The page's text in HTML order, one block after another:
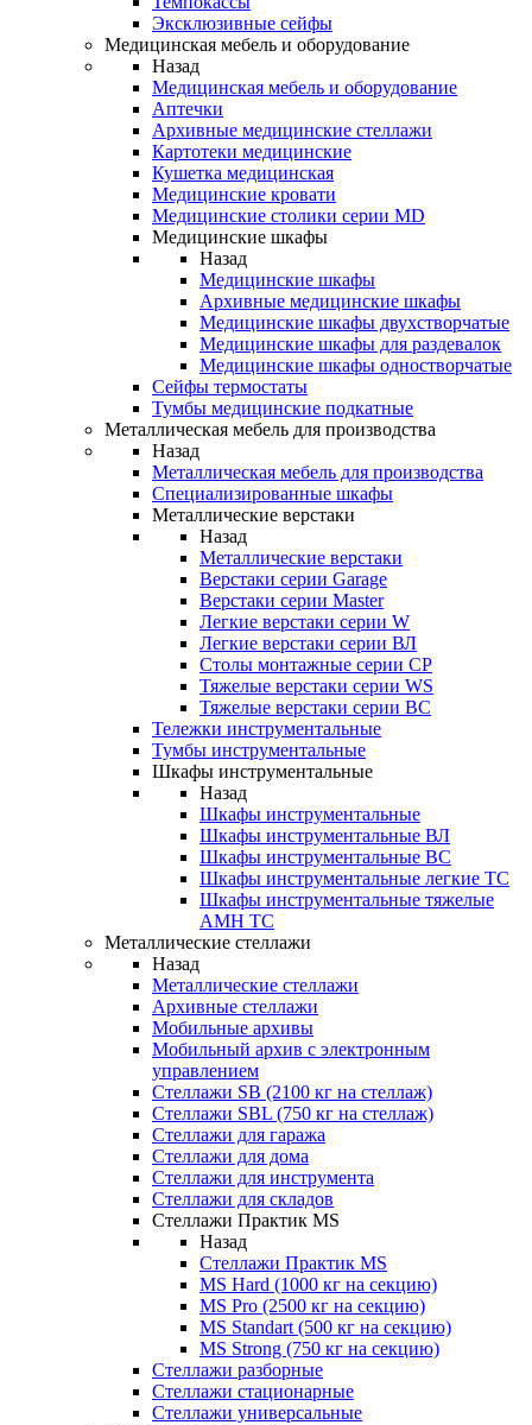
Эксклюзивные сейфы
Медицинская мебель и оборудование
Назад
Медицинская мебель и оборудование
Аптечки
Архивные медицинские стеллажи
Картотеки медицинские
Кушетка медицинская
Медицинские кровати
Медицинские столики серии MD
Медицинские шкафы
Назад
Медицинские шкафы
Архивные медицинские шкафы
Медицинские шкафы двухстворчатые
Медицинские шкафы для раздевалок
Медицинские шкафы одностворчатые
Сейфы термостаты
Тумбы медицинские подкатные
Металлическая мебель для производства
Назад
Металлическая мебель для производства
Cпециализированные шкафы
Металлические верстаки
Назад
Металлические верстаки
Верстаки серии Garage
Верстаки серии Master
Легкие верстаки серии W
Легкие верстаки серии ВЛ
Столы монтажные серии СР
Тяжелые верстаки серии WS
Тяжелые верстаки серии ВС
Тележки инструментальные
Тумбы инструментальные
Шкафы инструментальные
Назад
Шкафы инструментальные
Шкафы инструментальные ВЛ
Шкафы инструментальные ВС
Шкафы инструментальные легкие ТС
Шкафы инструментальные тяжелые
AMH TC
Металлические стеллажи
Назад
Металлические стеллажи
Архивные стеллажи
Мобильные архивы
Мобильный архив с электронным
управлением
Стеллажи SB (2100 кг на стеллаж)
Стеллажи SBL (750 кг на стеллаж)
Стеллажи для гаража
Стеллажи для дома
Стеллажи для инструмента
Стеллажи для складов
Стеллажи Практик MS
Назад
Стеллажи Практик MS
MS Hard (1000 кг на секцию)
MS Pro (2500 кг на секцию)
MS Standart (500 кг на секцию)
MS Strong (750 кг на секцию)
Стеллажи разборные
Стеллажи стационарные
Стеллажи универсальные